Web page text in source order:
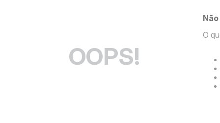
OOPS!
O